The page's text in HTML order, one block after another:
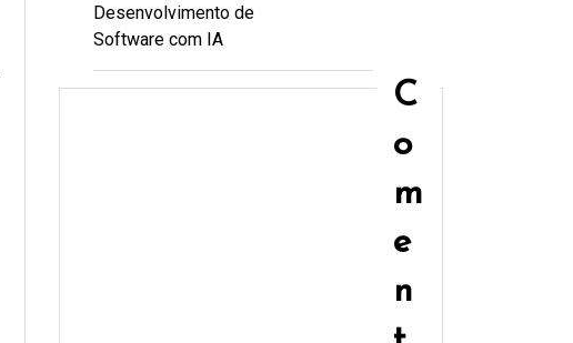
Desenvolvimento de
Software com IA
C
o
m
e
n